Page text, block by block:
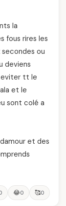
la
fous rires les
secondes ou
deviens
tt le
et le
sont colé a
et des
😂0 🥰0